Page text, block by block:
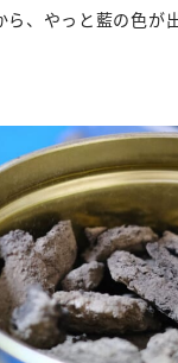
ら、やっと藍の色が